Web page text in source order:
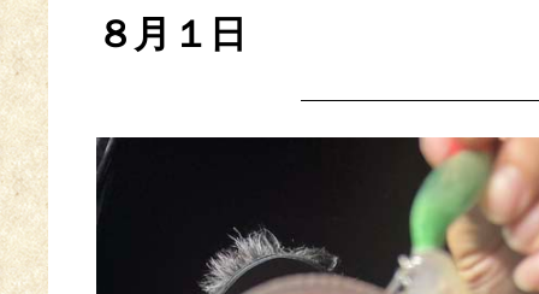
８月１日